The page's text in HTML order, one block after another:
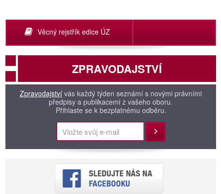
Věcný rejstřík edice ÚZ
ZPRAVODAJSTVÍ
Zpravodajství vás každý týden seznámí s novými právními
předpisy a publikacemi z vašeho oboru.
Přihlaste se k bezplatnému odběru.
Přihlásit